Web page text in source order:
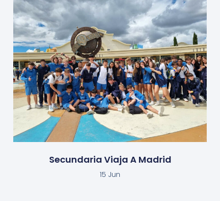
Secundaria Viaja A Madrid
15 Jun